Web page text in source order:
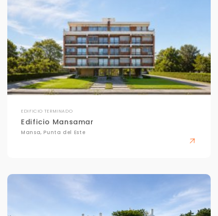
EDIFICIO TERMINADO
Edificio Mansamar
Mansa, Punta del Este